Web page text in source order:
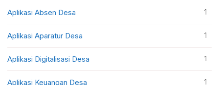
Aplikasi Absen Desa 1
Aplikasi Aparatur Desa 1
Aplikasi Digitalisasi Desa 1
Aplikasi Keuangan Desa 1